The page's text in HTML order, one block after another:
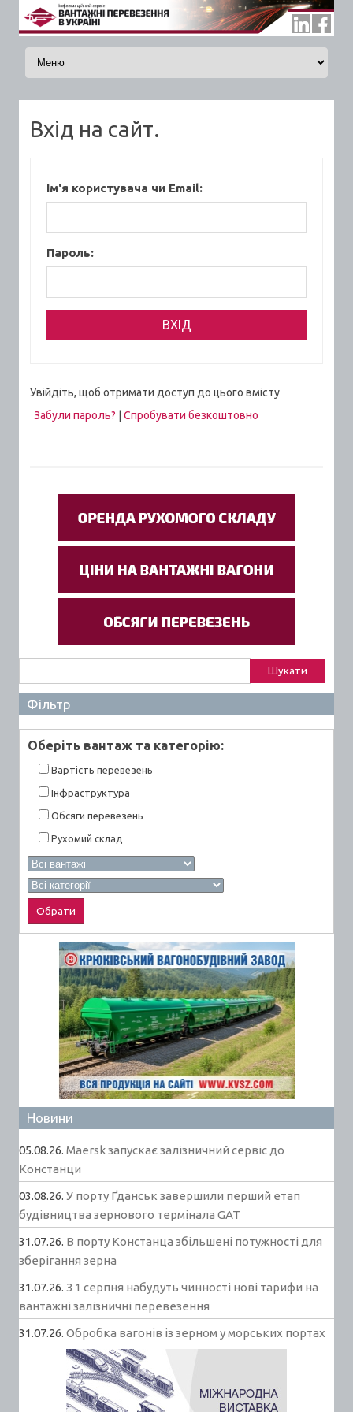
Skip to content
Вхід на сайт.
Ім'я користувача чи Email:
Пароль:
Увійдіть, щоб отримати доступ до цього вмісту
Забули пароль?
Спробувати безкоштовно
Фільтр
Оберiть вантаж та категорiю:
Вартiсть перевезень
Інфраструктура
Обсяги перевезень
Рухомий склад
Новини
05.08.26. Maersk запускає залізничний сервіс до
Констанци
03.08.26. У порту Ґданськ завершили перший етап
будівництва зернового термінала GAT
31.07.26. В порту Констанца збільшені потужності для
зберігання зерна
31.07.26. З 1 серпня набудуть чинності нові тарифи на
вантажні залізничні перевезення
31.07.26. Обробка вагонів із зерном у морських портах